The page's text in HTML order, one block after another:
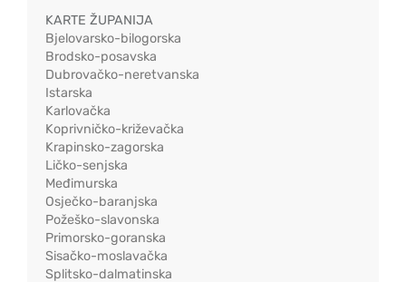
KARTE ŽUPANIJA
Bjelovarsko-bilogorska
Brodsko-posavska
Dubrovačko-neretvanska
Istarska
Karlovačka
Koprivničko-križevačka
Krapinsko-zagorska
Ličko-senjska
Međimurska
Osječko-baranjska
Požeško-slavonska
Primorsko-goranska
Sisačko-moslavačka
Splitsko-dalmatinska